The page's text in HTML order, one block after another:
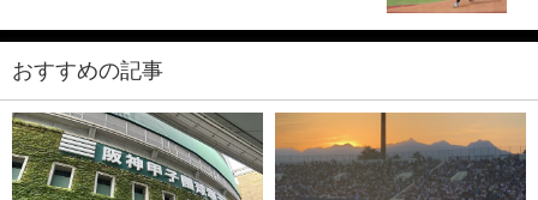
おすすめの記事